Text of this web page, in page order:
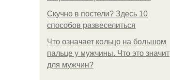
Скучно в постели? Здесь 10
способов развеселиться
Что означает кольцо на большом
пальце у мужчины. Что это значит
для мужчин?